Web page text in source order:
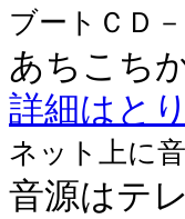
ブートＣＤ
あちこち
詳細はと
ネット上に
音源はテ